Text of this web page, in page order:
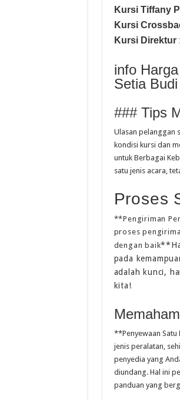
Kursi Tiffany
Kursi
Kursi Direktur
info
Setia Budi
### Tips
Ulasan pelanggan
kondisi kursi dan
untuk Berbagai
satu jenis acara,
Proses
**Pengiriman
proses
dengan baik
pada
adalah kunci,
kita!
**Penyewaan
jenis peralatan,
penyedia yang
diundang. Hal ini
panduan yang